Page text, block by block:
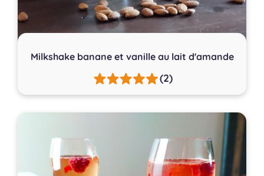
Milkshake banane et vanille au lait d'amande
(2)